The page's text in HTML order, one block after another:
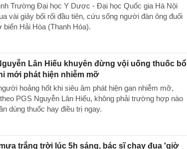
Trường Đại học Y Dược - Đại học Quốc gia Hà Nội
vài giây bối rối đầu tiên, cứu sống người đàn ông đuối
biển Hải Hòa (Thanh Hóa).
Lân Hiếu khuyên đừng vội uống thuốc bổ
mới phát hiện nhiễm mỡ
hoảng hốt khi siêu âm phát hiện gan nhiễm mỡ,
PGS Nguyễn Lân Hiếu, không phải trường hợp nào
dùng thuốc hay điều trị ngay.
trắng trời lúc 5h sáng, bác sĩ chạy đua 'giờ